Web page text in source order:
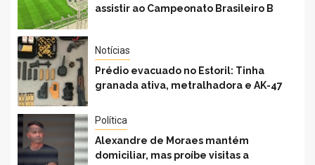
assistir ao Campeonato Brasileiro B
Notícias
Prédio evacuado no Estoril: Tinha
granada ativa, metralhadora e AK-47
Política
Alexandre de Moraes mantém
domiciliar, mas proíbe visitas a